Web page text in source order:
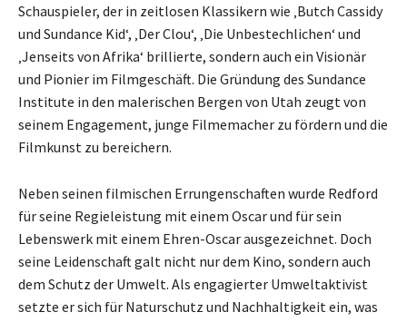
Schauspieler, der in zeitlosen Klassikern wie ‚Butch Cassidy
und Sundance Kid‘, ‚Der Clou‘, ‚Die Unbestechlichen‘ und
‚Jenseits von Afrika‘ brillierte, sondern auch ein Visionär
und Pionier im Filmgeschäft. Die Gründung des Sundance
Institute in den malerischen Bergen von Utah zeugt von
seinem Engagement, junge Filmemacher zu fördern und die
Filmkunst zu bereichern.
Neben seinen filmischen Errungenschaften wurde Redford
für seine Regieleistung mit einem Oscar und für sein
Lebenswerk mit einem Ehren-Oscar ausgezeichnet. Doch
seine Leidenschaft galt nicht nur dem Kino, sondern auch
dem Schutz der Umwelt. Als engagierter Umweltaktivist
setzte er sich für Naturschutz und Nachhaltigkeit ein, was